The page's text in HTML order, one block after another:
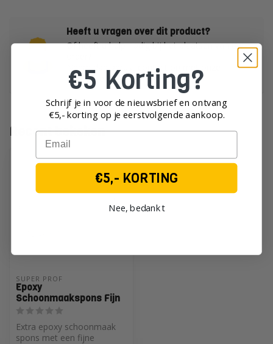
Heeft u vragen over dit product?
Of heeft u hulp nodig bij het plaatsen van uw
Neem dan gerust contact op met onze
klantenservice!
Recent bekeken
SUPER PROF
Epoxy
Schoonmaakspons Fijn
Extra epoxy schoonmaak
spons met een fijne
€5 Korting?
Schrijf je in voor de nieuwsbrief en ontvang
€5,- korting op je eerstvolgende aankoop.
Email
€5,- KORTING
Nee, bedankt